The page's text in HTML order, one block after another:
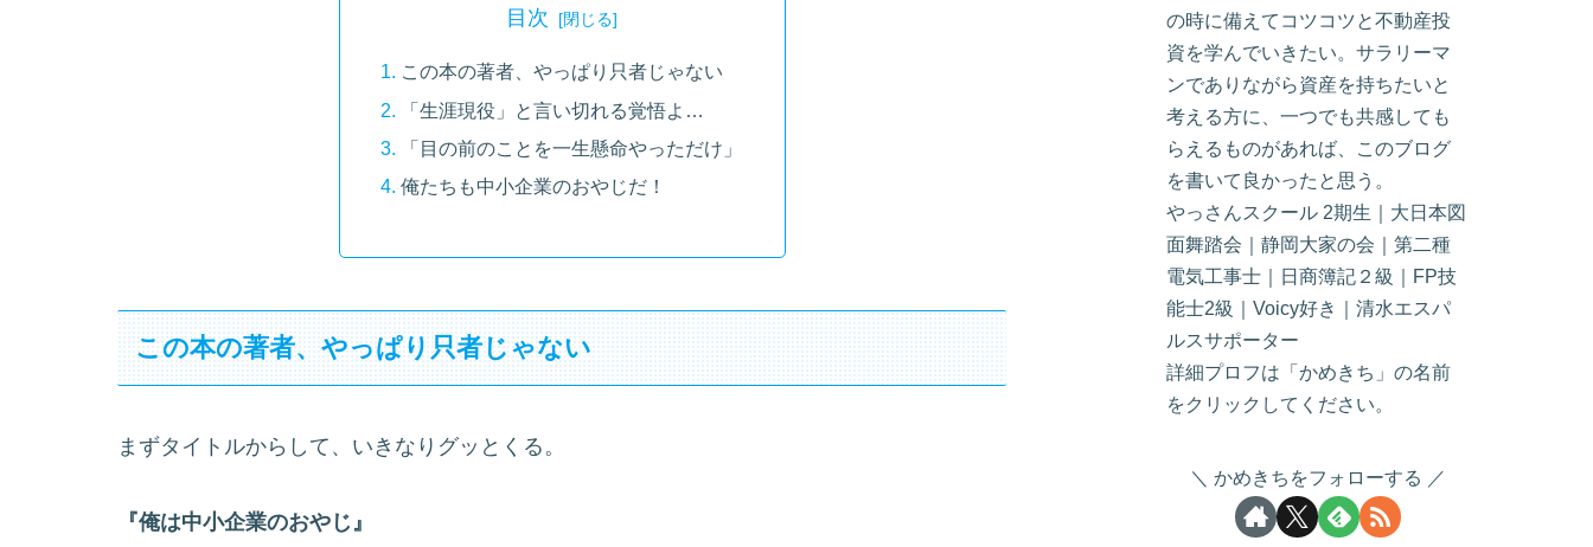
目次
この本の著者、やっぱり只者じゃない
「生涯現役」と言い切れる覚悟よ…
「目の前のことを一生懸命やっただけ」
俺たちも中小企業のおやじだ！
この本の著者、やっぱり只者じゃない
まずタイトルからして、いきなりグッとくる。
『俺は中小企業のおやじ』
の時に備えてコツコツと不動産投
資を学んでいきたい。サラリーマ
ンでありながら資産を持ちたいと
考える方に、一つでも共感しても
らえるものがあれば、このブログ
を書いて良かったと思う。
やっさんスクール 2期生｜大日本図
面舞踏会｜静岡大家の会｜第二種
電気工事士｜日商簿記２級｜FP技
能士2級｜Voicy好き｜清水エスパ
ルスサポーター
詳細プロフは「かめきち」の名前
をクリックしてください。
かめきちをフォローする